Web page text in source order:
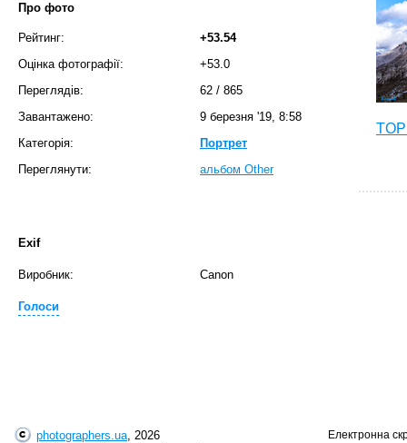
Про фото
Рейтинг:
+53.54
Оцінка фотографії:
+53.0
Переглядів:
62 / 865
Завантажено:
9 березня '19, 8:58
Категорія:
Портрет
Переглянути:
альбом Other
Exif
Виробник: Canon
Голоси
photographers.ua, 2026 Електронна